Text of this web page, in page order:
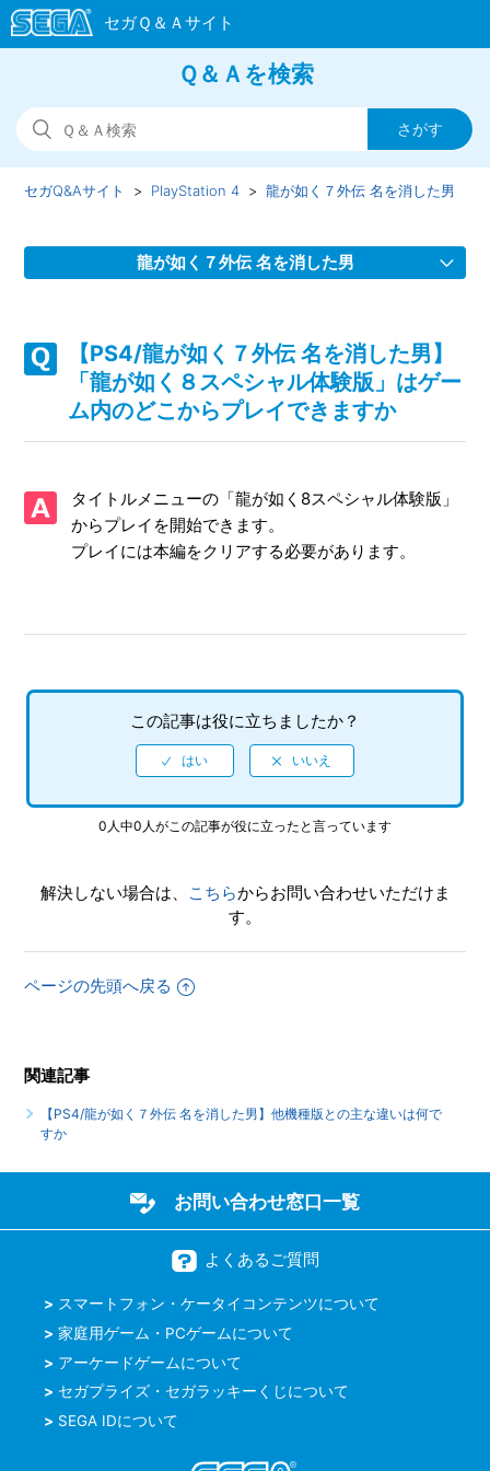
Ｑ＆Ａを検索
セガQ&Aサイト PlayStation 4 龍が如く７外伝 名を消した男
龍が如く７外伝 名を消した男
せ先はどこですか
【PS4/龍が如く７外伝 名を消した男】取扱説明書（マニュ
アル）はどこかで見られますか
画面写真を、動画サイト／SNS等で公開してもいいですか
【PS4/龍が如く７外伝 名を消した男】シェア機能に対応し
【PS4/龍が如く７外伝 名を消した男】サイドストーリーな
どで、目的の場所に行ってもイベントが発生しません
【PS4/龍が如く７外伝 名を消した男】エンディング後（ク
リア後）は何かモードが追加されたりしますか、エンディン
【PS4/龍が如く７外伝 名を消した男】パチンコやパチスロ
【PS4/龍が如く７外伝 名を消した男】先にストーリーを進
めた事によって、二度と行えなくなるサイドストーリーなど
【PS4/龍が如く７外伝 名を消した男】PS4版とPS5版では
もっと見る
【PS4/龍が如く７外伝 名を消した男】
「龍が如く８スペシャル体験版」はゲー
ム内のどこからプレイできますか
タイトルメニューの「龍が如く8スペシャル体験版」
からプレイを開始できます。
プレイには本編をクリアする必要があります。
この記事は役に立ちましたか？
0人中0人がこの記事が役に立ったと言っています
解決しない場合は、 こちらからお問い合わせいただけま
す。
ページの先頭へ戻る
関連記事
【PS4/龍が如く７外伝 名を消した男】他機種版との主な違いは何で
すか
お問い合わせ窓口一覧
よくあるご質問
スマートフォン・ケータイコンテンツについて
家庭用ゲーム・PCゲームについて
アーケードゲームについて
セガプライズ・セガラッキーくじについて
SEGA IDについて